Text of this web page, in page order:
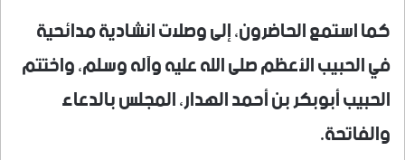
كما استمع الحاضرون، إلى وصلات انشادية مدائحية
في الحبيب الأعظم صلى الله عليه وآله وسلم، واختتم
الحبيب أبوبكر بن أحمد الهدار، المجلس بالدعاء
والفاتحة.